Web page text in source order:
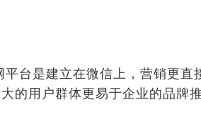
台是建立在微信上，营销更
的用户群体更易于企业的品牌